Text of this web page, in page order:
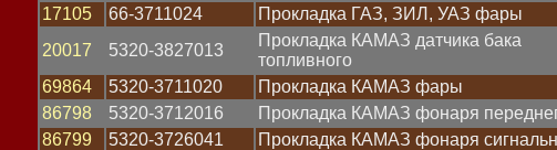
17105
66-3711024 Прокладка ГАЗ, ЗИЛ, УАЗ фары
20017
5320-3827013
Прокладка КАМАЗ датчика бака
топливного
69864
5320-3711020 Прокладка КАМАЗ фары
86798
5320-3712016 Прокладка КАМАЗ фонаря
86799
5320-3726041 Прокладка КАМАЗ фонаря